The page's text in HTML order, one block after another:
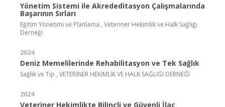
Yönetim Sistemi ile Akrededitasyon Çalışmalarında
Başarının Sırları
Eğitim Yönetimi ve Planlama , Veteriner Hekimlik ve Halk Sağlığı
Derneği
2024
Deniz Memelilerinde Rehabilitasyon ve Tek Sağlık
Sağlık ve Tıp , VETERİNER HEKİMLİK VE HALK SAĞLIĞI DERNEĞİ
2024
Veteriner Hekimlikte Bilinçli ve Güvenli İlaç